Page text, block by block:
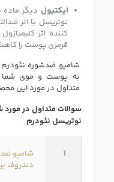
ایکتیول دیگر
نوتریسل با اثر
کننده اثر
قرمزی پوست را
شامپو ضدشوره نئودرم
به پوست و موی شما
متداول در مورد این
سوالات متداول در
نوتریسل نئودرم
1
شامپو
دندروف